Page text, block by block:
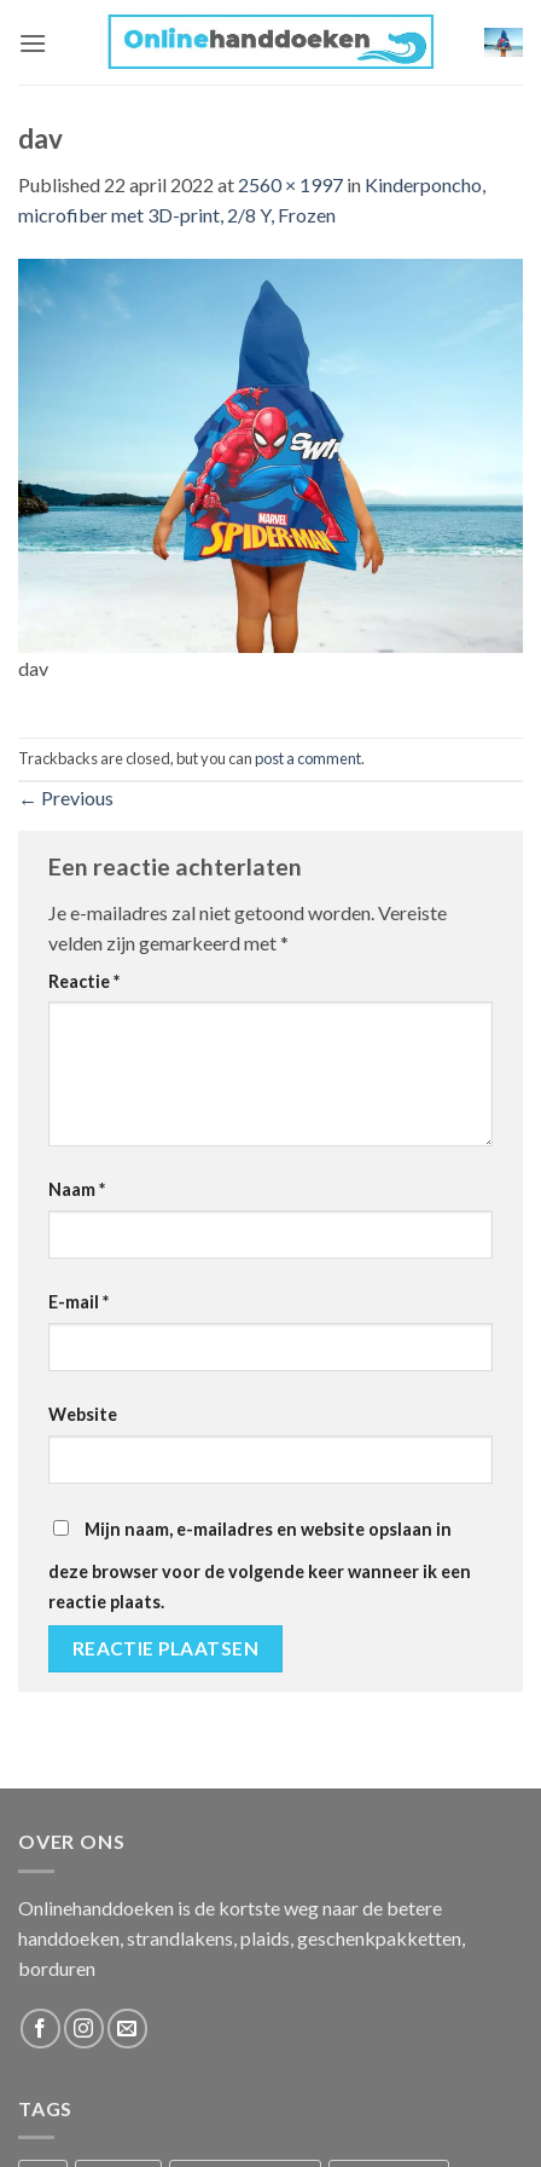
dav
Published 22 april 2022 at 2560 × 1997 in Kinderponcho,
microfiber met 3D-print, 2/8 Y, Frozen
dav
Trackbacks are closed, but you canpost a comment.
← Previous
Een reactie achterlaten
Je e-mailadres zal niet getoond worden. Vereiste
velden zijn gemarkeerd met*
Reactie*
Naam*
E-mail *
Website
Mijn naam, e-mailadres en website opslaan in
deze browser voor de volgende keer wanneer ik een
reactie plaats.
OVER ONS
Onlinehanddoeken is de kortste weg naar de betere
handdoeken, strandlakens, plaids, geschenkpakketten,
borduren
TAGS